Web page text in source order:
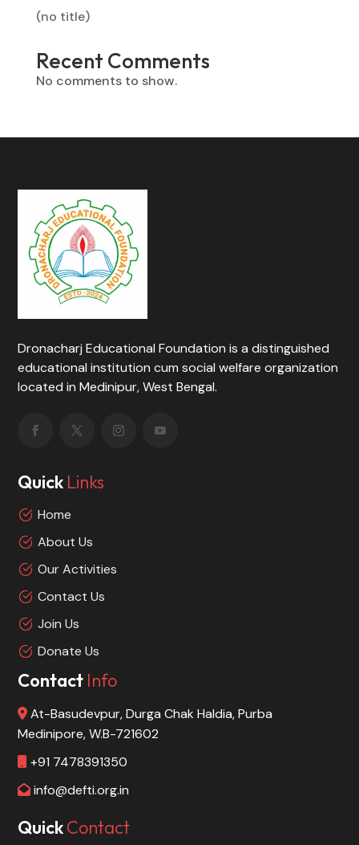
(no title)
Recent Comments
No comments to show.
Dronacharj Educational Foundation is a distinguished
educational institution cum social welfare organization
located in Medinipur, West Bengal.
Quick Links
Home
About Us
Our Activities
Contact Us
Join Us
Donate Us
Contact Info
At-Basudevpur, Durga Chak Haldia, Purba
Medinipore, W.B-721602
+91 7478391350
info@defti.org.in
QuickContact